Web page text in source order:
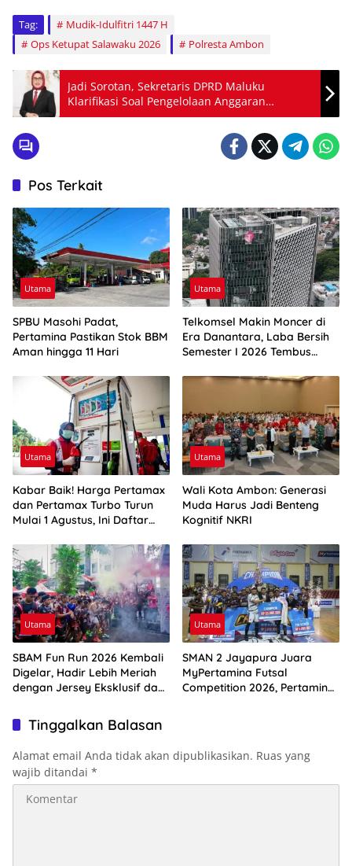
Tag:
Mudik-Idulfitri 1447 H
Ops Ketupat Salawaku 2026
Polresta Ambon
Jadi Sorotan, Sekretaris DPRD Maluku
Klarifikasi Soal Pengelolaan Anggaran
Konsumsi
Pos Terkait
Utama
SPBU Masohi Padat,
Pertamina Pastikan Stok BBM
Aman hingga 11 Hari
Utama
Telkomsel Makin Moncer di
Era Danantara, Laba Bersih
Semester I 2026 Tembus
Utama
Kabar Baik! Harga Pertamax
dan Pertamax Turbo Turun
Mulai 1 Agustus, Ini Daftar
Utama
Wali Kota Ambon: Generasi
Muda Harus Jadi Benteng
Kognitif NKRI
Utama
SBAM Fun Run 2026 Kembali
Digelar, Hadir Lebih Meriah
dengan Jersey Eksklusif dan
Utama
SMAN 2 Jayapura Juara
MyPertamina Futsal
Competition 2026, Pertamina
Tinggalkan Balasan
Alamat email Anda tidak akan dipublikasikan. Ruas yang
wajib ditandai *